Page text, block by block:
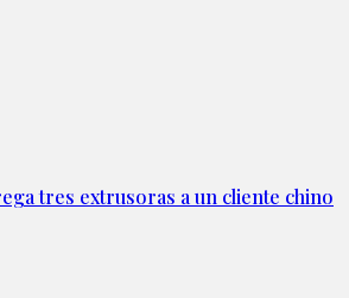
tres extrusoras a un cliente chino